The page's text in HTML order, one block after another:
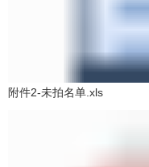
附件2-未拍名单.xls